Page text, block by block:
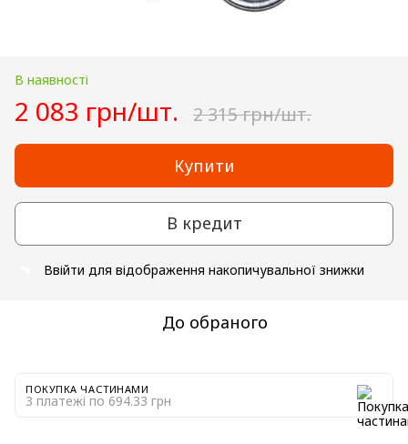
В наявності
2 083 грн/шт. 2 315 грн/шт.
Купити
В кредит
Ввійти для відображення накопичувальної знижки
До обраного
ПОКУПКА ЧАСТИНАМИ
3 платежі по 694.33 грн